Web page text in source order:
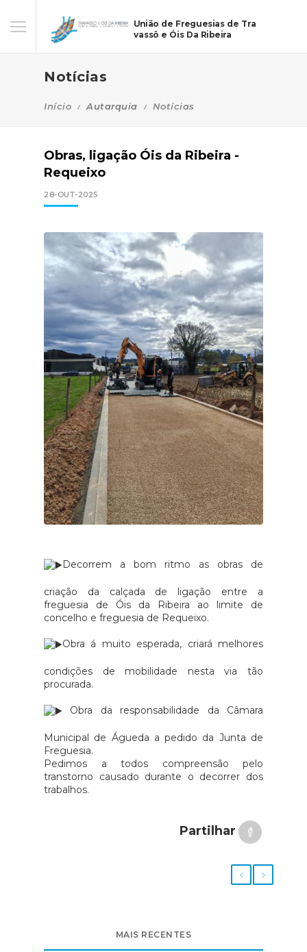
União de Freguesias de Tra
vassô e Óis Da Ribeira
Notícias
Início Autarquia Notícias
Obras, ligação Óis da Ribeira -
Requeixo
28-OUT-2025
Decorrem a bom ritmo as obras de
criação da calçada de ligação entre a
freguesia de Óis da Ribeira ao limite de
concelho e freguesia de Requeixo.
Obra á muito esperada, criará melhores
condições de mobilidade nesta via tão
procurada.
Obra da responsabilidade da Câmara
Municipal de Águeda a pedido da Junta de
Freguesia.
Pedimos a todos compreensão pelo
transtorno causado durante o decorrer dos
trabalhos.
Partilhar
MAIS RECENTES